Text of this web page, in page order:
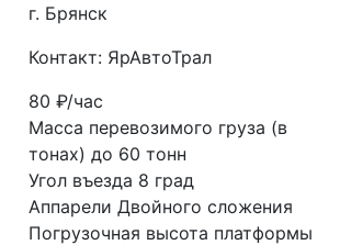
г. Брянск
Контакт: ЯрАвтоТрал
80₽/час
Масса перевозимого груза (в
тонах) до 60 тонн
Угол въезда 8 град
Аппарели Двойного сложения
Погрузочная высота платформы